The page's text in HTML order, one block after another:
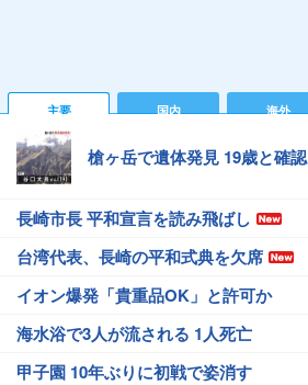
主要 国内 海外
槍ヶ岳で遺体発見 19歳と確認
長崎市長 平和宣言を読み飛ばし
台湾代表、長崎の平和式典を欠席
イオン爆発「貴重品OK」と許可か
海水浴で3人が流される 1人死亡
甲子園 10年ぶりに初戦で姿消す